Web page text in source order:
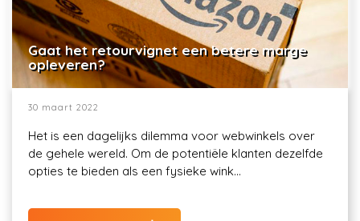
Gaat het retourvignet een betere marge
opleveren?
30 maart 2022
Het is een dagelijks dilemma voor webwinkels over
de gehele wereld. Om de potentiële klanten dezelfde
opties te bieden als een fysieke wink...